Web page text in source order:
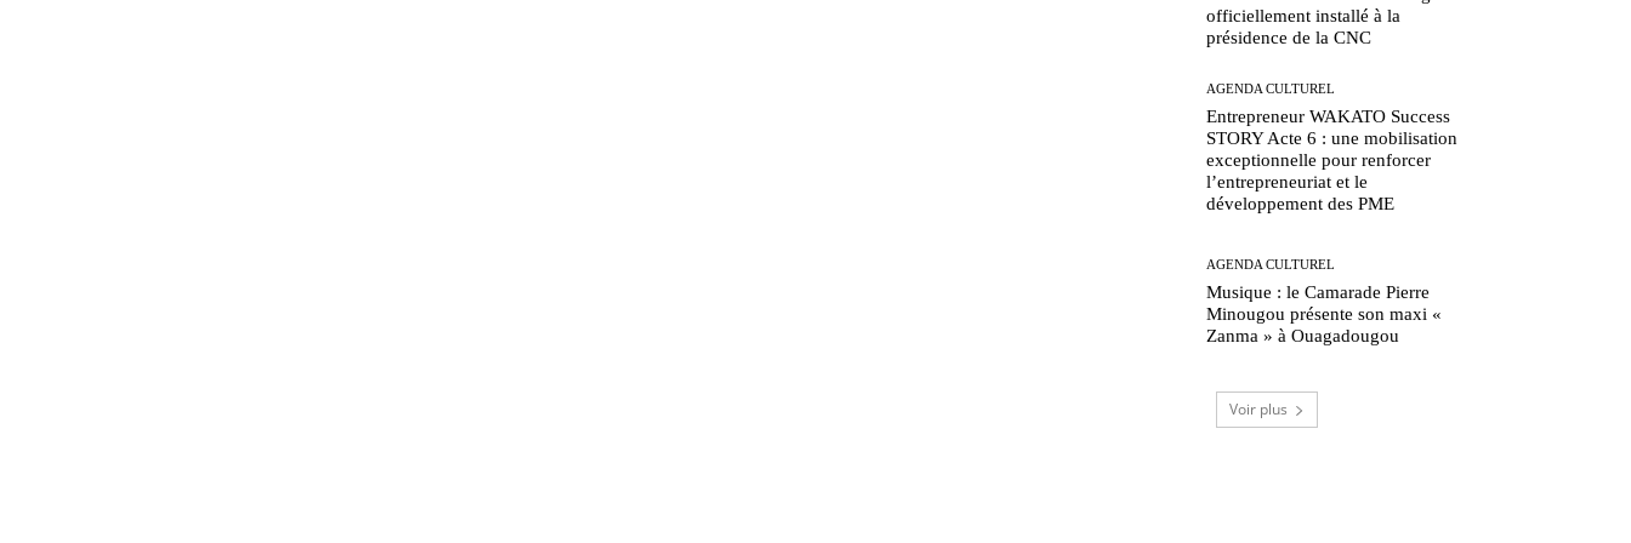
officiellement installé à la
présidence de la CNC
AGENDA CULTUREL
Entrepreneur WAKATO Success
STORY Acte 6 : une mobilisation
exceptionnelle pour renforcer
l’entrepreneuriat et le
développement des PME
AGENDA CULTUREL
Musique : le Camarade Pierre
Minougou présente son maxi «
Zanma » à Ouagadougou
Voir plus